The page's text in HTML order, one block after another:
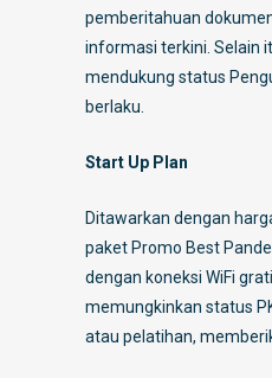
pemberitahuan
informasi terkini. Selain
mendukung status
berlaku.
Start Up Plan
Ditawarkan dengan
paket Promo Best
dengan koneksi WiFi
memungkinkan status
atau pelatihan,